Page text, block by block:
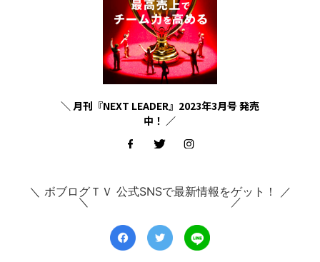
＼ 月刊『NEXT LEADER』2023年3月号 発売
中！ ／
＼ ボブログＴＶ 公式SNSで最新情報をゲット！ ／